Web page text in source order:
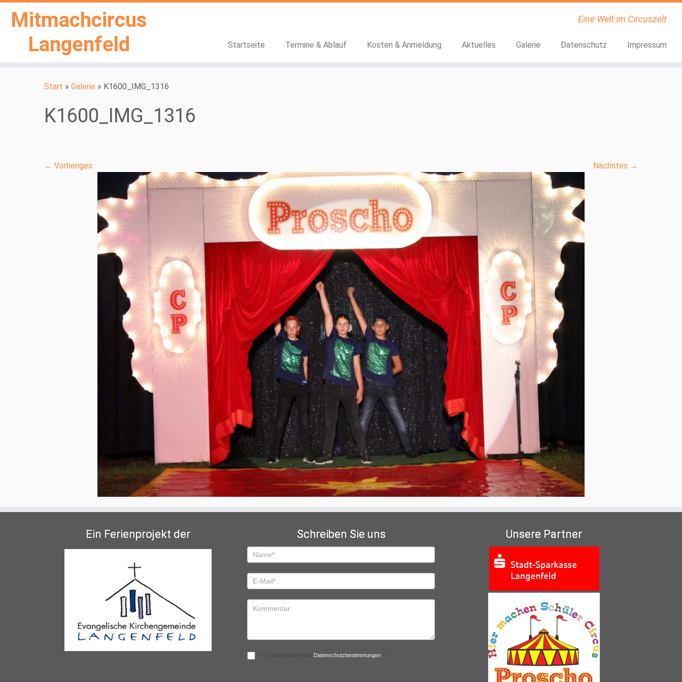
Mitmachcircus
Langenfeld
Eine Welt im Circuszelt
Startseite Termine & Ablauf Kosten & Anmeldung Aktuelles Galerie Datenschutz Impressum
Start » Galerie » K1600_IMG_1316
K1600_IMG_1316
← Vorheriges Nächstes →
Ein Ferienprojekt der Schreiben Sie uns
Schreiben
Sie
uns
Datenschutzbestimmungen
Unsere Partner